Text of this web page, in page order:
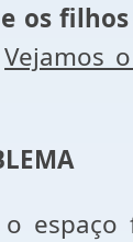
os
Vejamos